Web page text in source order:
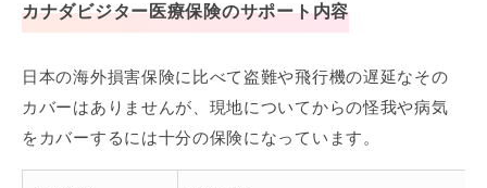
カナダビジター医療保険のサポート内容
日本の海外損害保険に比べて盗難や飛行機の遅延なその
カバーはありませんが、現地についてからの怪我や病気
をカバーするには十分の保険になっています。